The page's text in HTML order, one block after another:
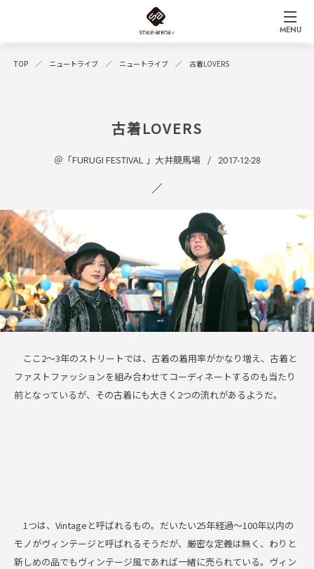
MENU
TOP ニュートライブ ニュートライブ 古着LOVERS
古着LOVERS
＠「FURUGI FESTIVAL 」大井競馬場 2017-12-28
ここ2～3年のストリートでは、古着の着用率がかなり増え、古着と
ファストファッションを組み合わせてコーディネートするのも当たり
前となっているが、その古着にも大きく2つの流れがあるようだ。
1つは、Vintageと呼ばれるもの。だいたい25年経過～100年以内の
モノがヴィンテージと呼ばれるそうだが、厳密な定義は無く、わりと
新しめの品でもヴィンテージ風であれば一緒に売られている。ヴィン